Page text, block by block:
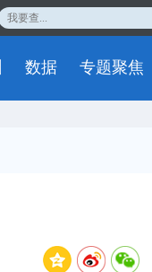
数据 专题聚焦